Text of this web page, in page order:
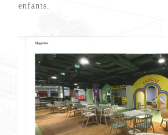
enfants.